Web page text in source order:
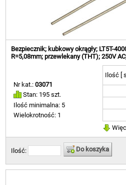
Bezpiecznik; kubkowy okrągły; LT5T-
R=5,08mm; przewlekany (THT); 250V
Nr kat.:03071
Stan: 195 szt.
Ilość minimalna: 5
Wielokrotność: 1
Ilość [
Ilość: Do koszyka